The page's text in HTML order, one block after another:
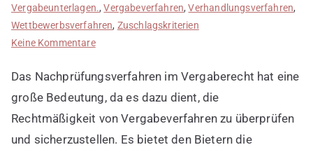
Vergabeunterlagen.,Vergabeverfahren,Verhandlungsverfahren,
Wettbewerbsverfahren, Zuschlagskriterien
Keine Kommentarezu
im
Vergaberecht
Das Nachprüfungsverfahren im Vergaberecht hat eine
große Bedeutung, da es dazu dient, die
Rechtmäßigkeit von Vergabeverfahren zu überprüfen
und sicherzustellen. Es bietet den Bietern die